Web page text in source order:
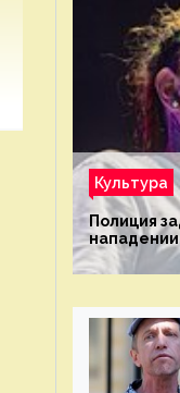
Культура
Полиция